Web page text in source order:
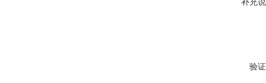
验